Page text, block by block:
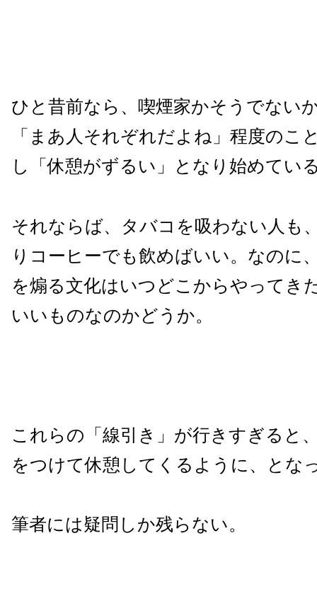
ひと昔前なら、喫煙家かそうでない
「まあ人それぞれだよね」程度のこ
し「休憩がずるい」となり始めてい
それならば、タバコを吸わない人も
りコーヒーでも飲めばいい。なのに
を煽る文化はいつどこからやってき
いいものなのかどうか。
これらの「線引き」が行きすぎると
をつけて休憩してくるように、とな
筆者には疑問しか残らない。